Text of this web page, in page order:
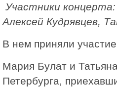
Участники
Алексей Кудрявцев,
В нем приняли
Мария Булат и
Петербурга,